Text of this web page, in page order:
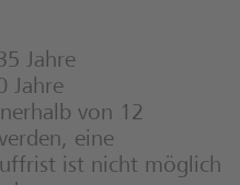
Jahre
Jahre
von 12
eine
ist nicht möglich